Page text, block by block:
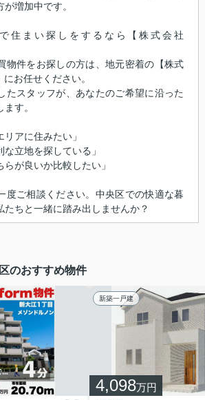
増加中です。
住まい探しをするなら【株式会社
物件をお探しの方は、地元密着の【株式
お任せください。
たスタッフが、あなたのご希望に沿った
す。
リアに住みたい」
な立地を探している」
らが良いか比較したい」
度ご相談ください。中央区での快適な暮
たちと一緒に踏み出しませんか？
のおすすめ物件
新築一戸建
4,098万円